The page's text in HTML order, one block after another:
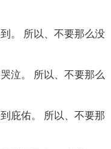
。 所以、不要那么没
泣。 所以、不要那么
庇佑。 所以、不要那